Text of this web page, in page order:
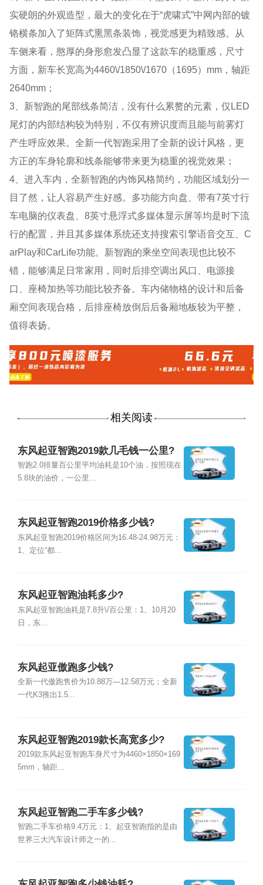
实硬朗的外观造型，最大的变化在于“虎啸式”中网内部的镀
铬横条加入了矩阵式熏黑条装饰，视觉感更为精致感。从
车侧来看，憨厚的身形愈发凸显了这款车的稳重感，尺寸
方面，新车长宽高为4460\/1850\/1670（1695）mm，轴距
2640mm；
3、新智跑的尾部线条简洁，没有什么累赘的元素，仅LED
尾灯的内部结构较为特别，不仅有辨识度而且能与前雾灯
产生呼应效果。全新一代智跑采用了全新的设计风格，更
方正的车身轮廓和线条能够带来更为稳重的视觉效果；
4、进入车内，全新智跑的内饰风格简约，功能区域划分一
目了然，让人容易产生好感。多功能方向盘、带有7英寸行
车电脑的仪表盘、8英寸悬浮式多媒体显示屏等均是时下流
行的配置，并且其多媒体系统还支持搜索引擎语音交互、C
arPlay和CarLife功能。新智跑的乘坐空间表现也比较不
错，能够满足日常家用，同时后排空调出风口、电源接
口、座椅加热等功能比较齐备。车内储物格的设计和后备
厢空间表现合格，后排座椅放倒后后备厢地板较为平整，
值得表扬。
相关阅读
东风起亚智跑2019款几毛钱一公里?
智跑2.0排量百公里平均油耗是10个油，按照现在
5.8块的油价，一公里...
东风起亚智跑2019价格多少钱?
东风起亚智跑2019价格区间为16.48-24.98万元：
1、定位“都...
东风起亚智跑油耗多少?
东风起亚智跑油耗是7.8升\/百公里：1、10月20
日，东...
东风起亚傲跑多少钱?
全新一代傲跑售价为10.88万—12.58万元；全新
一代K3推出1.5...
东风起亚智跑2019款长高宽多少?
2019款东风起亚智跑车身尺寸为4460×1850×169
5mm，轴距...
东风起亚智跑二手车多少钱?
智跑二手车价格9.4万元：1、起亚智跑指的是由
世界三大汽车设计师之一的...